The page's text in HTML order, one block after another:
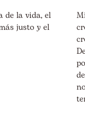
de la vida, el
justo y el